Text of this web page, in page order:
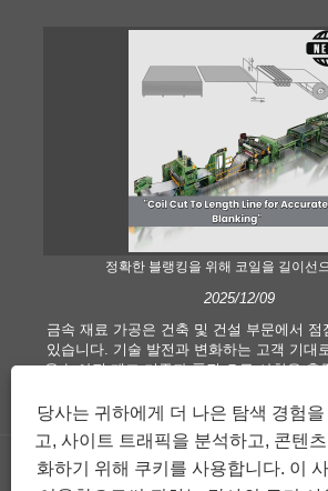
정확한 블랭킹을 위해 코일을 길이선
2025/12/09
금속 재료 가공은 건축 및 건설 부문에서 점
있습니다. 기술 발전과 변화하는 고객 기대
욱 높아진 제조 기준과 품질 요구 사항을 충
존의 수작업 처리 기술은 특히 정확성과 효
현대 산업의 요구를 충족시키기에 더 이상
다. 따라서 길이선에 맞게 절단된 코일이 코
장하게 되었습니다.
저작권 ©GUANGZHOU KINGREAL MACHINERY
당사는 귀하에게 더 나은 탐색 경험
고, 사이트 트래픽을 분석하고, 콘텐
화하기 위해 쿠키를 사용합니다. 이